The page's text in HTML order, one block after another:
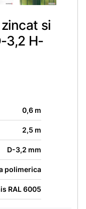
si
3,2 H-
0,6 m
2,5 m
D-3,2 mm
polimerica
RAL 6005